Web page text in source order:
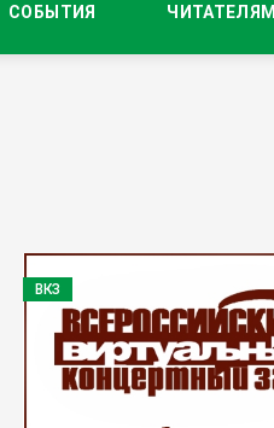
СОБЫТИЯ ЧИТАТЕЛЯМ
ВКЗ